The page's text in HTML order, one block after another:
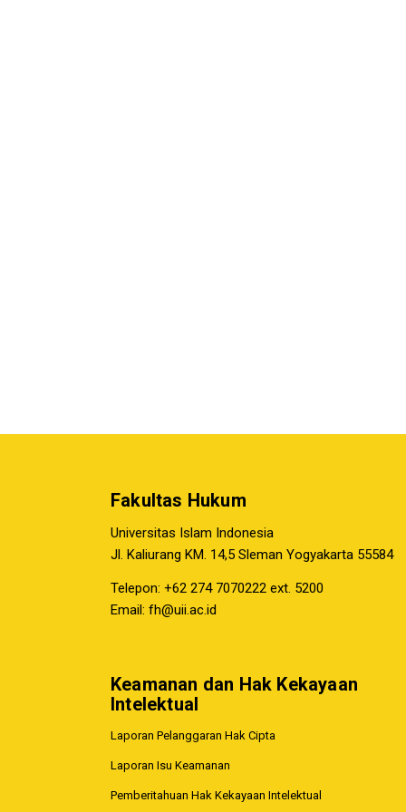
Fakultas Hukum
Universitas Islam Indonesia
Jl. Kaliurang KM. 14,5 Sleman Yogyakarta 55584
Telepon: +62 274 7070222 ext. 5200
Email: fh@uii.ac.id
Keamanan dan Hak Kekayaan
Intelektual
Laporan Pelanggaran Hak Cipta
Laporan Isu Keamanan
Pemberitahuan Hak Kekayaan Intelektual